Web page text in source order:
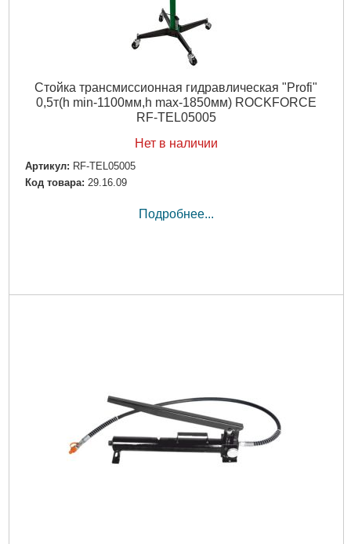
Стойка трансмиссионная гидравлическая "Profi"
0,5т(h min-1100мм,h max-1850мм) ROCKFORCE
RF-TEL05005
Нет в наличии
Артикул: RF-TEL05005
Код товара: 29.16.09
Подробнее...